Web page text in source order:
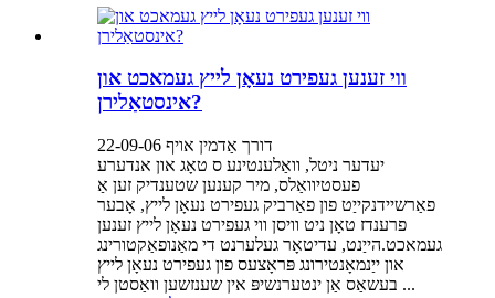
ווי זענען געפירט נעאָן לייץ געמאכט און
אינסטאַלירן?
דורך אַדמין אויף 22-09-06
יעדער ניטל, וואַלענטינע ס טאָג און אנדערע
פעסטיוואַלס, מיר קענען שטענדיק זען אַ
פאַרשיידנקייַט פון פאַרביק געפירט נעאָן לייץ, אָבער
פרענדז טאָן ניט וויסן ווי געפירט נעאָן לייץ זענען
געמאכט.הייַנט, עדיטאָר געלערנט די מאַנופאַקטורינג
און ייַנמאָנטירונג פּראָצעס פון געפירט נעאָן לייץ
בעשאַס אַן ינטערנשיפּ אין שענזשען וואַסטן לי ...